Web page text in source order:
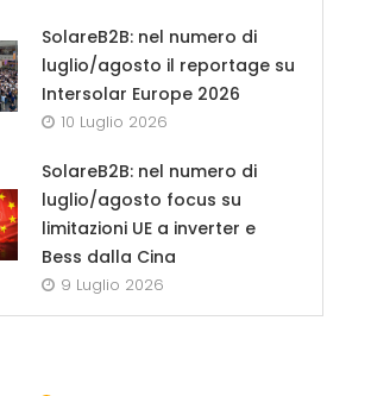
SolareB2B: nel numero di
luglio/agosto il reportage su
Intersolar Europe 2026
10 Luglio 2026
SolareB2B: nel numero di
luglio/agosto focus su
limitazioni UE a inverter e
Bess dalla Cina
9 Luglio 2026